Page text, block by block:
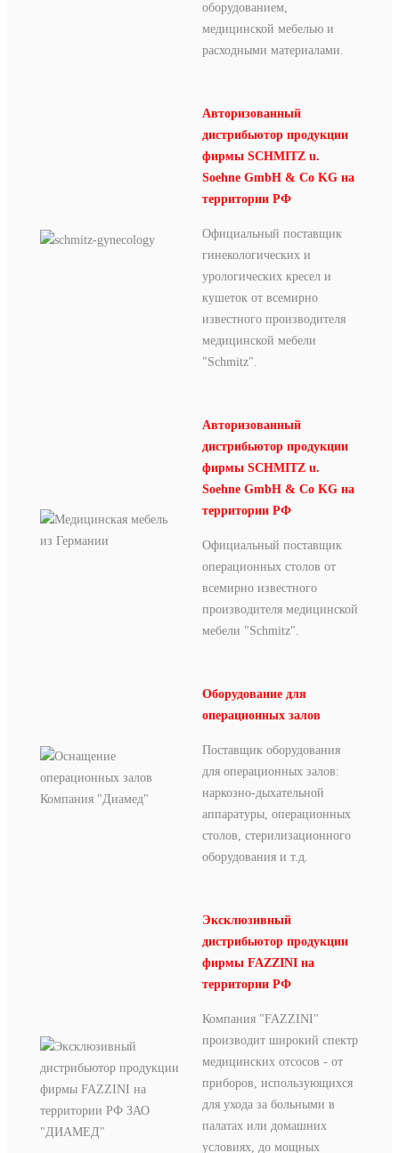
оборудованием,
медицинской мебелью и
расходными материалами.
Авторизованный
дистрибьютор продукции
фирмы SCHMITZ u.
Soehne GmbH & Co KG на
территории РФ
Официальный поставщик
гинекологических и
урологических кресел и
кушеток от всемирно
известного производителя
медицинской мебели
"Schmitz".
Авторизованный
дистрибьютор продукции
фирмы SCHMITZ u.
Soehne GmbH & Co KG на
территории РФ
Официальный поставщик
операционных столов от
всемирно известного
производителя медицинской
мебели "Schmitz".
Оборудование для
операционных залов
Поставщик оборудования
для операционных залов:
наркозно-дыхательной
аппаратуры, операционных
столов, стерилизационного
оборудования и т.д.
Эксклюзивный
дистрибьютор продукции
фирмы FAZZINI на
территории РФ
Компания "FAZZINI"
производит широкий спектр
медицинских отсосов - от
приборов, использующихся
для ухода за больными в
палатах или домашних
условиях, до мощных